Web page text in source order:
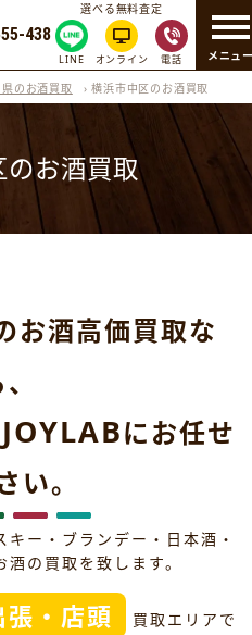
メニュ
438
選べる無料査定
LINE オンライン 電話
のお酒買取 ›横浜市中区のお酒買取
お酒買取
お酒高価買取な
にお任せ
い。
ー・ブランデー・日本酒・
の買取を致します。
・店頭
買取エリアで